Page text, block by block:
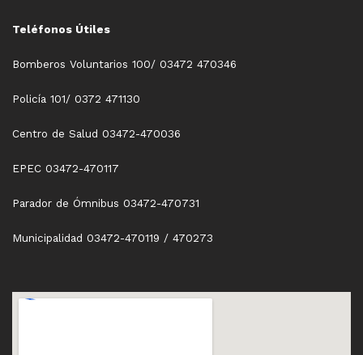
Teléfonos Útiles
Bomberos Voluntarios 100/ 03472 470346
Policía 101/ 0372 471130
Centro de Salud 03472-470036
EPEC 03472-470117
Parador de Ómnibus 03472-470731
Municipalidad 03472-470119 / 470273